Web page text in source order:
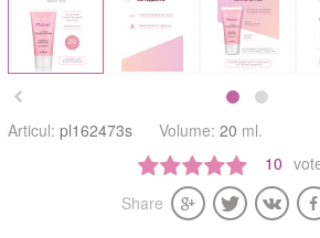

Articul:pl162473s Volume:20 ml.
10
Share